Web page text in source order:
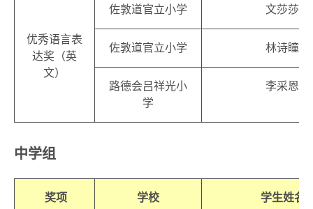
优秀语言表
达奖（英
文）
佐敦道官立小学 文莎莎
佐敦道官立小学 林诗瞳
路德会吕祥光小
学
李采恩
中学组
奖项 学校 学生姓名